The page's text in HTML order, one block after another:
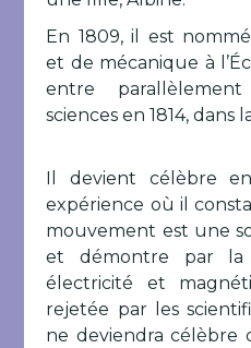
En 1809, il est
et de mécanique à
entre
sciences en 1814, dans
Il devient célèbre
expérience où il
mouvement est une
et démontre par
électricité et
rejetée par les
ne deviendra célèbre